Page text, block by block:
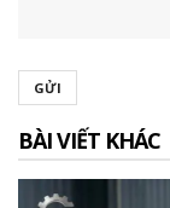
GỬI
BÀI VIẾT KHÁC